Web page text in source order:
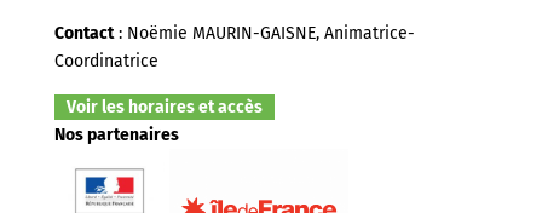
Contact: Noëmie MAURIN-GAISNE, Animatrice-
Coordinatrice
Voir les horaires et accès
Nos partenaires